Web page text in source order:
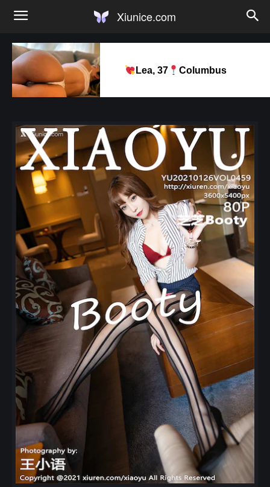
Xiunice.com
Lea, 37 Columbus